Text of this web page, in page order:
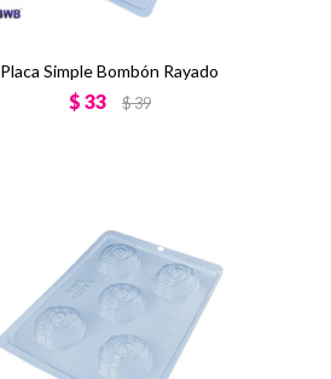
Placa Simple Bombón Rayado
$ 33 $39